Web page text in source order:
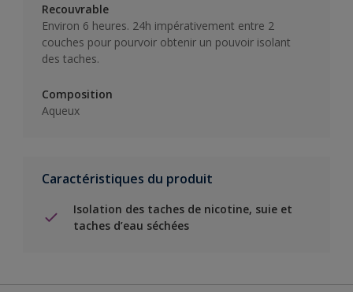
Recouvrable
Environ 6 heures. 24h impérativement entre 2
couches pour pourvoir obtenir un pouvoir isolant
des taches.
Composition
Aqueux
Caractéristiques du produit
Isolation des taches de nicotine, suie et
taches d’eau séchées